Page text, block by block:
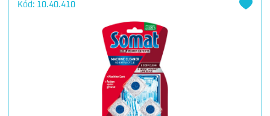
Kód: 10.40.410